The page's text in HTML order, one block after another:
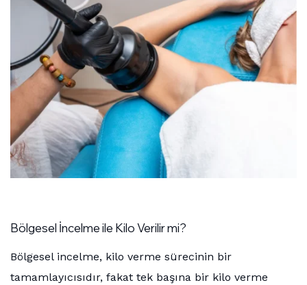
Bölgesel İncelme ile Kilo Verilir mi?
Bölgesel incelme, kilo verme sürecinin bir
tamamlayıcısıdır, fakat tek başına bir kilo verme